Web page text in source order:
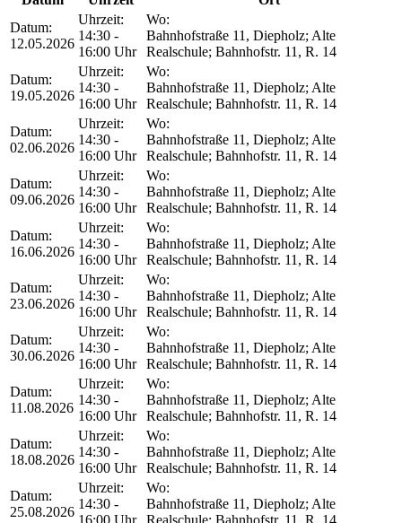
Datum:
12.05.2026
Uhrzeit:
14:30 -
16:00 Uhr
Wo:
Bahnhofstraße 11, Diepholz; Alte
Realschule; Bahnhofstr. 11, R. 14
Datum:
19.05.2026
Uhrzeit:
14:30 -
16:00 Uhr
Wo:
Bahnhofstraße 11, Diepholz; Alte
Realschule; Bahnhofstr. 11, R. 14
Datum:
02.06.2026
Uhrzeit:
14:30 -
16:00 Uhr
Wo:
Bahnhofstraße 11, Diepholz; Alte
Realschule; Bahnhofstr. 11, R. 14
Datum:
09.06.2026
Uhrzeit:
14:30 -
16:00 Uhr
Wo:
Bahnhofstraße 11, Diepholz; Alte
Realschule; Bahnhofstr. 11, R. 14
Datum:
16.06.2026
Uhrzeit:
14:30 -
16:00 Uhr
Wo:
Bahnhofstraße 11, Diepholz; Alte
Realschule; Bahnhofstr. 11, R. 14
Datum:
23.06.2026
Uhrzeit:
14:30 -
16:00 Uhr
Wo:
Bahnhofstraße 11, Diepholz; Alte
Realschule; Bahnhofstr. 11, R. 14
Datum:
30.06.2026
Uhrzeit:
14:30 -
16:00 Uhr
Wo:
Bahnhofstraße 11, Diepholz; Alte
Realschule; Bahnhofstr. 11, R. 14
Datum:
11.08.2026
Uhrzeit:
14:30 -
16:00 Uhr
Wo:
Bahnhofstraße 11, Diepholz; Alte
Realschule; Bahnhofstr. 11, R. 14
Datum:
18.08.2026
Uhrzeit:
14:30 -
16:00 Uhr
Wo:
Bahnhofstraße 11, Diepholz; Alte
Realschule; Bahnhofstr. 11, R. 14
Datum:
25.08.2026
Uhrzeit:
14:30 -
16:00 Uhr
Wo:
Bahnhofstraße 11, Diepholz; Alte
Realschule; Bahnhofstr. 11, R. 14